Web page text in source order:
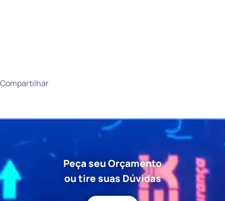
Compartilhar
Peça seu Orçamento
ou tire suas Dúvidas